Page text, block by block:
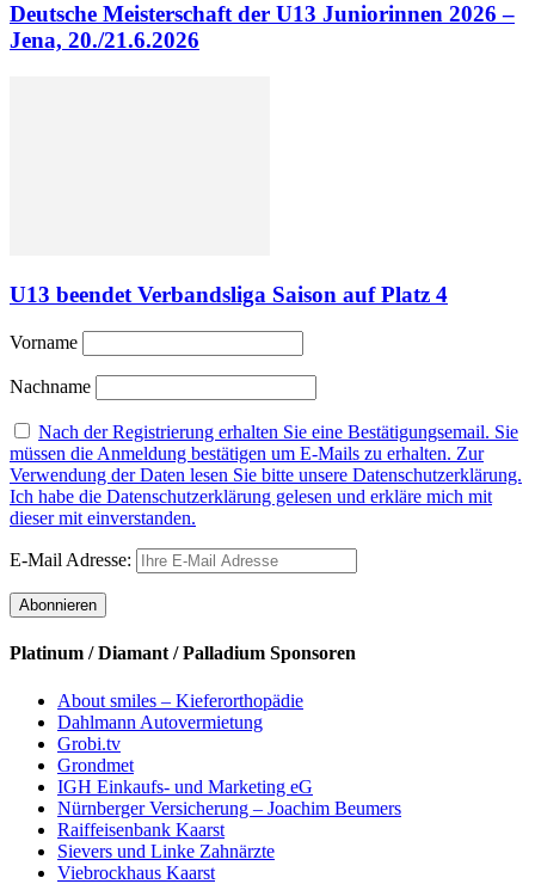
Deutsche Meisterschaft der U13 Juniorinnen 2026 –
Jena, 20./21.6.2026
U13 beendet Verbandsliga Saison auf Platz 4
Vorname
Nachname
Nach der Registrierung erhalten Sie eine Bestätigungsemail. Sie
müssen die Anmeldung bestätigen um E-Mails zu erhalten. Zur
Verwendung der Daten lesen Sie bitte unsere Datenschutzerklärung.
Ich habe die Datenschutzerklärung gelesen und erkläre mich mit
dieser mit einverstanden.
E-Mail Adresse:
Platinum / Diamant / Palladium Sponsoren
About smiles – Kieferorthopädie
Dahlmann Autovermietung
Grobi.tv
Grondmet
IGH Einkaufs- und Marketing eG
Nürnberger Versicherung – Joachim Beumers
Raiffeisenbank Kaarst
Sievers und Linke Zahnärzte
Viebrockhaus Kaarst